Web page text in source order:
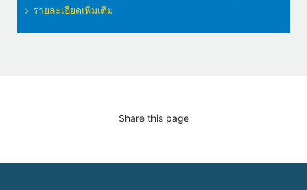
รายละเอียดเพิ่มเติม
Share this page